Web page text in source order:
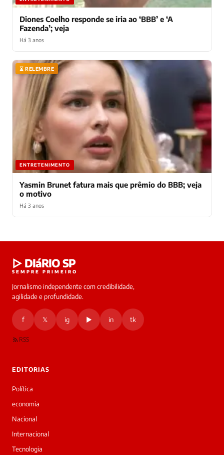
Diones Coelho responde se iria ao ‘BBB’ e ‘A
Fazenda’; veja
Há 3 anos
⏳ RELEMBRE
ENTRETENIMENTO
Yasmin Brunet fatura mais que prêmio do BBB; veja
o motivo
Há 3 anos
online
Oi!
Bom
dia!
a
Laura,
▷ DIáRIO SP
SEMPRE PRIMEIRO
Jornalismo independente com credibilidade,
agilidade e profundidade.
f 𝕏 ig ▶ in tk
RSS
EDITORIAS
Política
economia
Nacional
Internacional
Tecnologia